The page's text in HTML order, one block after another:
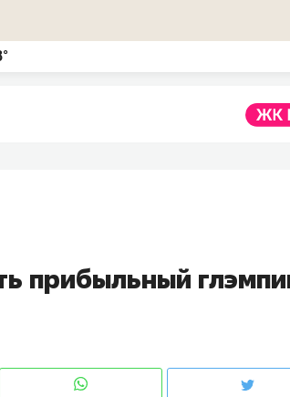
прибыльный